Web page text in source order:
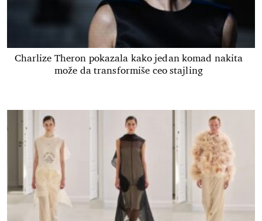
Charlize Theron pokazala kako jedan komad nakita
može da transformiše ceo stajling